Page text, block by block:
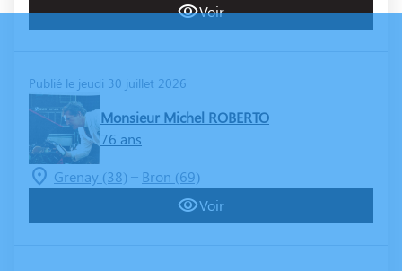
Voir
Publié le jeudi 30 juillet 2026
Monsieur Michel ROBERTO
76 ans
Grenay (38)– Bron (69)
Voir